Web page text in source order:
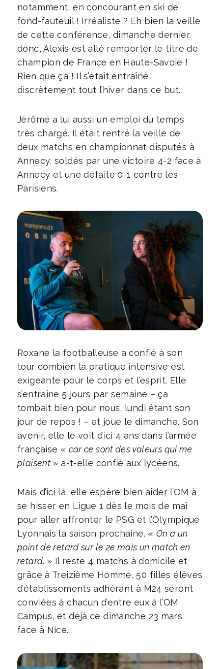
notamment, en concourant en ski de
fond-fauteuil ! Irréaliste ? Eh bien la veille
de cette conférence, dimanche dernier
donc, Alexis est allé remporter le titre de
champion de France en Haute-Savoie !
Rien que ça ! Il s’était entraîné
discrètement tout l’hiver dans ce but.
Jérôme a lui aussi un emploi du temps
très chargé. Il était rentré la veille de
deux matchs en championnat disputés à
Annecy, soldés par une victoire 4-2 face à
Annecy et une défaite 0-1 contre les
Parisiens.
Roxane la footballeuse a confié à son
tour combien la pratique intensive est
exigeante pour le corps et l’esprit. Elle
s’entraîne 5 jours par semaine – ça
tombait bien pour nous, lundi étant son
jour de repos ! – et joue le dimanche. Son
avenir, elle le voit d’ici 4 ans dans l’armée
française « car ce sont des valeurs qui me
plaisent » a-t-elle confié aux lycéens.
Mais d’ici là, elle espère bien aider l’OM à
se hisser en Ligue 1 dès le mois de mai
pour aller affronter le PSG et l’Olympique
Lyonnais la saison prochaine. « On a un
point de retard sur le 2e mais un match en
retard. » Il reste 4 matchs à domicile et
grâce à Treizième Homme, 50 filles élèves
d’établissements adhérant à M24 seront
conviées à chacun d’entre eux à l’OM
Campus, et déjà ce dimanche 23 mars
face à Nice.